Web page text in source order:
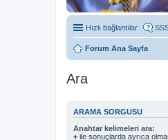
Hızlı bağlantılar
Forum Ana Sayfa
Ara
ARAMA SORGUSU
Anahtar kelimeleri ara:
+ ile sonuçlarda ayrıca